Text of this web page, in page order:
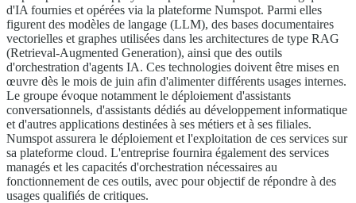
d'IA fournies et opérées via la plateforme Numspot. Parmi elles
figurent des modèles de langage (LLM), des bases documentaires
vectorielles et graphes utilisées dans les architectures de type RAG
(Retrieval-Augmented Generation), ainsi que des outils
d'orchestration d'agents IA. Ces technologies doivent être mises en
œuvre dès le mois de juin afin d'alimenter différents usages internes.
Le groupe évoque notamment le déploiement d'assistants
conversationnels, d'assistants dédiés au développement informatique
et d'autres applications destinées à ses métiers et à ses filiales.
Numspot assurera le déploiement et l'exploitation de ces services sur
sa plateforme cloud. L'entreprise fournira également des services
managés et les capacités d'orchestration nécessaires au
fonctionnement de ces outils, avec pour objectif de répondre à des
usages qualifiés de critiques.